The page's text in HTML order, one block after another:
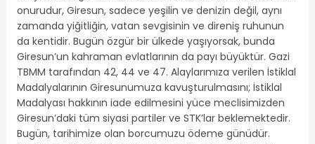
onurudur, Giresun, sadece yeşilin ve denizin değil, aynı
zamanda yiğitliğin, vatan sevgisinin ve direniş ruhunun
da kentidir. Bugün özgür bir ülkede yaşıyorsak, bunda
Giresun’un kahraman evlatlarının da payı büyüktür. Gazi
TBMM tarafından 42, 44 ve 47. Alaylarımıza verilen İstiklal
Madalyalarının Giresunumuza kavuşturulmasını; İstiklal
Madalyası hakkının iade edilmesini yüce meclisimizden
Giresun’daki tüm siyasi partiler ve STK’lar beklemektedir.
Bugün, tarihimize olan borcumuzu ödeme günüdür.